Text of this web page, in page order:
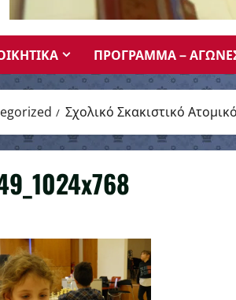
ΠΡΟΓΡΑΜΜΑ –
Σχολικό Σκακιστικό